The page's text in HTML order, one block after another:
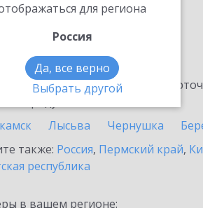
для региона
Россия
Да, все верно
Выбрать другой
1С-ЭДО
с информационными
продукта.
Лысьва Чернушка
также: Россия, Пермский край,
республика
в вашем регионе: